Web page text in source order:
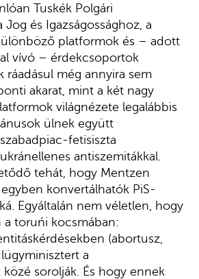
Tuskék Polgári
Jog és Igazságossághoz, a
platformok és – adott
vívó – érdekcsoportok
ráadásul még annyira sem
akarat, mint a két nagy
világnézete legalábbis
ülnek együtt
fetisiszta
antiszemitákkal.
tehát, hogy Mentzen
egyben konvertálhatók PiS-
Egyáltalán nem véletlen, hogy
a toruńi kocsmában:
(abortusz,
a
sorolják. És hogy ennek